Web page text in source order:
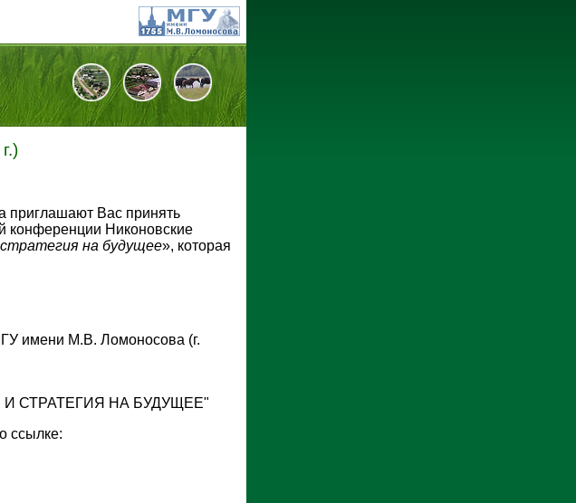
Вас принять
конференции Никоновские
на будущее», которая
имени М.В. Ломоносова (г.
СТРАТЕГИЯ НА БУДУЩЕЕ"
ссылке: